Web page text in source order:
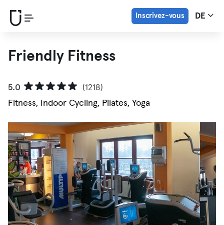
Inscrivez-vous DE
Friendly Fitness
5.0
(1218)
Fitness, Indoor Cycling, Pilates, Yoga